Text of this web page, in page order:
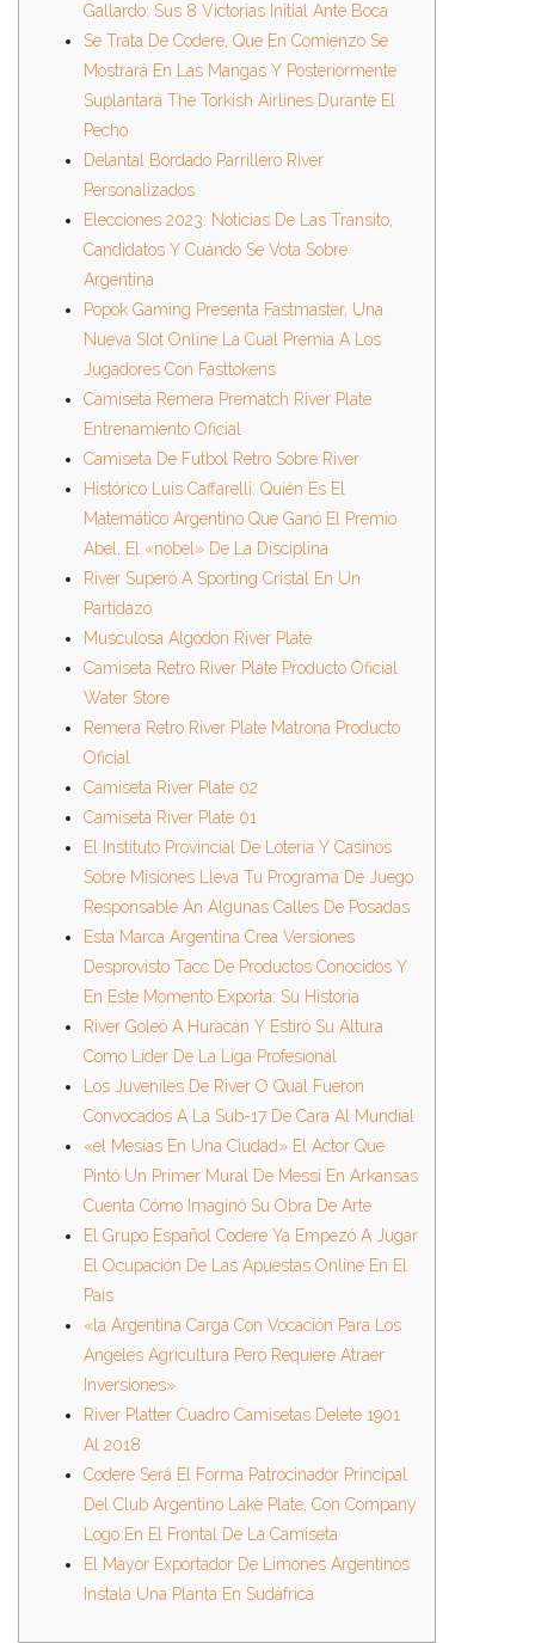
Gallardo: Sus 8 Victorias Initial Ante Boca
Se Trata De Codere, Que En Comienzo Se
Mostrará En Las Mangas Y Posteriormente
Suplantará The Torkish Airlines Durante El
Pecho
Delantal Bordado Parrillero River
Personalizados
Elecciones 2023: Noticias De Las Transito,
Candidatos Y Cuándo Se Vota Sobre
Argentina
Popok Gaming Presenta Fastmaster, Una
Nueva Slot Online La Cual Premia A Los
Jugadores Con Fasttokens
Camiseta Remera Prematch River Plate
Entrenamiento Oficial
Camiseta De Futbol Retro Sobre River
Histórico Luis Caffarelli: Quién Es El
Matemático Argentino Que Ganó El Premio
Abel, El «nobel» De La Disciplina
River Superó A Sporting Cristal En Un
Partidazo
Musculosa Algodon River Plate
Camiseta Retro River Plate Producto Oficial
Water Store
Remera Retro River Plate Matrona Producto
Oficial
Camiseta River Plate 02
Camiseta River Plate 01
El Instituto Provincial De Lotería Y Casinos
Sobre Misiones Lleva Tu Programa De Juego
Responsable An Algunas Calles De Posadas
Esta Marca Argentina Crea Versiones
Desprovisto Tacc De Productos Conocidos Y
En Este Momento Exporta: Su Historia
River Goleó A Huracán Y Estiró Su Altura
Como Líder De La Liga Profesional
Los Juveniles De River O Qual Fueron
Convocados A La Sub-17 De Cara Al Mundial
«el Mesías En Una Ciudad» El Actor Que
Pintó Un Primer Mural De Messi En Arkansas
Cuenta Cómo Imaginó Su Obra De Arte
El Grupo Español Codere Ya Empezó A Jugar
El Ocupación De Las Apuestas Online En El
País
«la Argentina Carga Con Vocación Para Los
Angeles Agricultura Pero Requiere Atraer
Inversiones»
River Platter Cuadro Camisetas Delete 1901
Al 2018
Codere Será El Forma Patrocinador Principal
Del Club Argentino Lake Plate, Con Company
Logo En El Frontal De La Camiseta
El Mayor Exportador De Limones Argentinos
Instala Una Planta En Sudáfrica